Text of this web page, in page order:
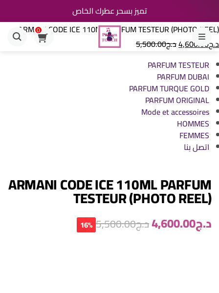
تميز بسحر عطرك الخاص
القائمة
0
ARMANI CODE ICE 110ML PARFUM TESTEUR (PHOTO REEL)
د.ج4,600.00د.ج5,500.00
PARFUM TESTEUR
PARFUM DUBAI
PARFUM TURQUE GOLD
PARFUM ORIGINAL
Mode et accessoires
HOMMES
FEMMES
اتصل بنا
ARMANI CODE ICE 110ML PARFUM
TESTEUR (PHOTO REEL)
د.ج4,600.00د.ج5,500.00
16%